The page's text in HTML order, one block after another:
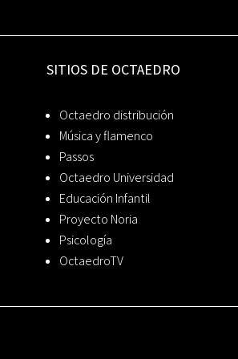
SITIOS DE OCTAEDRO
Octaedro distribución
Música y flamenco
Passos
Octaedro Universidad
Educación Infantil
Proyecto Noria
Psicología
OctaedroTV